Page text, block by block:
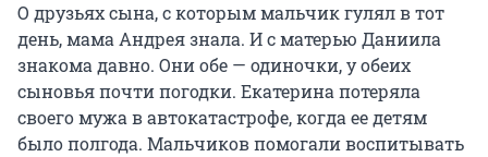
О друзьях сына, с которым мальчик гулял в тот
день, мама Андрея знала. И с матерью Даниила
знакома давно. Они обе — одиночки, у обеих
сыновья почти погодки. Екатерина потеряла
своего мужа в автокатастрофе, когда ее детям
было полгода. Мальчиков помогали воспитывать